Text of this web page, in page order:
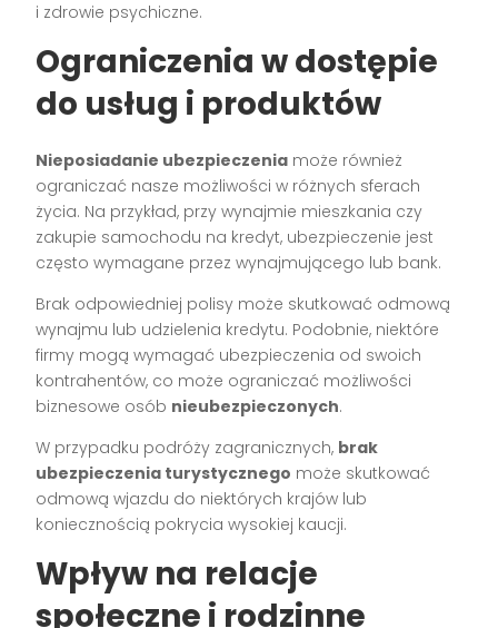
i zdrowie psychiczne.
Ograniczenia w dostępie
do usług i produktów
Nieposiadanie ubezpieczenia może również
ograniczać nasze możliwości w różnych sferach
życia. Na przykład, przy wynajmie mieszkania czy
zakupie samochodu na kredyt, ubezpieczenie jest
często wymagane przez wynajmującego lub bank.
Brak odpowiedniej polisy może skutkować odmową
wynajmu lub udzielenia kredytu. Podobnie, niektóre
firmy mogą wymagać ubezpieczenia od swoich
kontrahentów, co może ograniczać możliwości
biznesowe osób nieubezpieczonych.
W przypadku podróży zagranicznych, brak
ubezpieczenia turystycznego może skutkować
odmową wjazdu do niektórych krajów lub
koniecznością pokrycia wysokiej kaucji.
Wpływ na relacje
społeczne i rodzinne